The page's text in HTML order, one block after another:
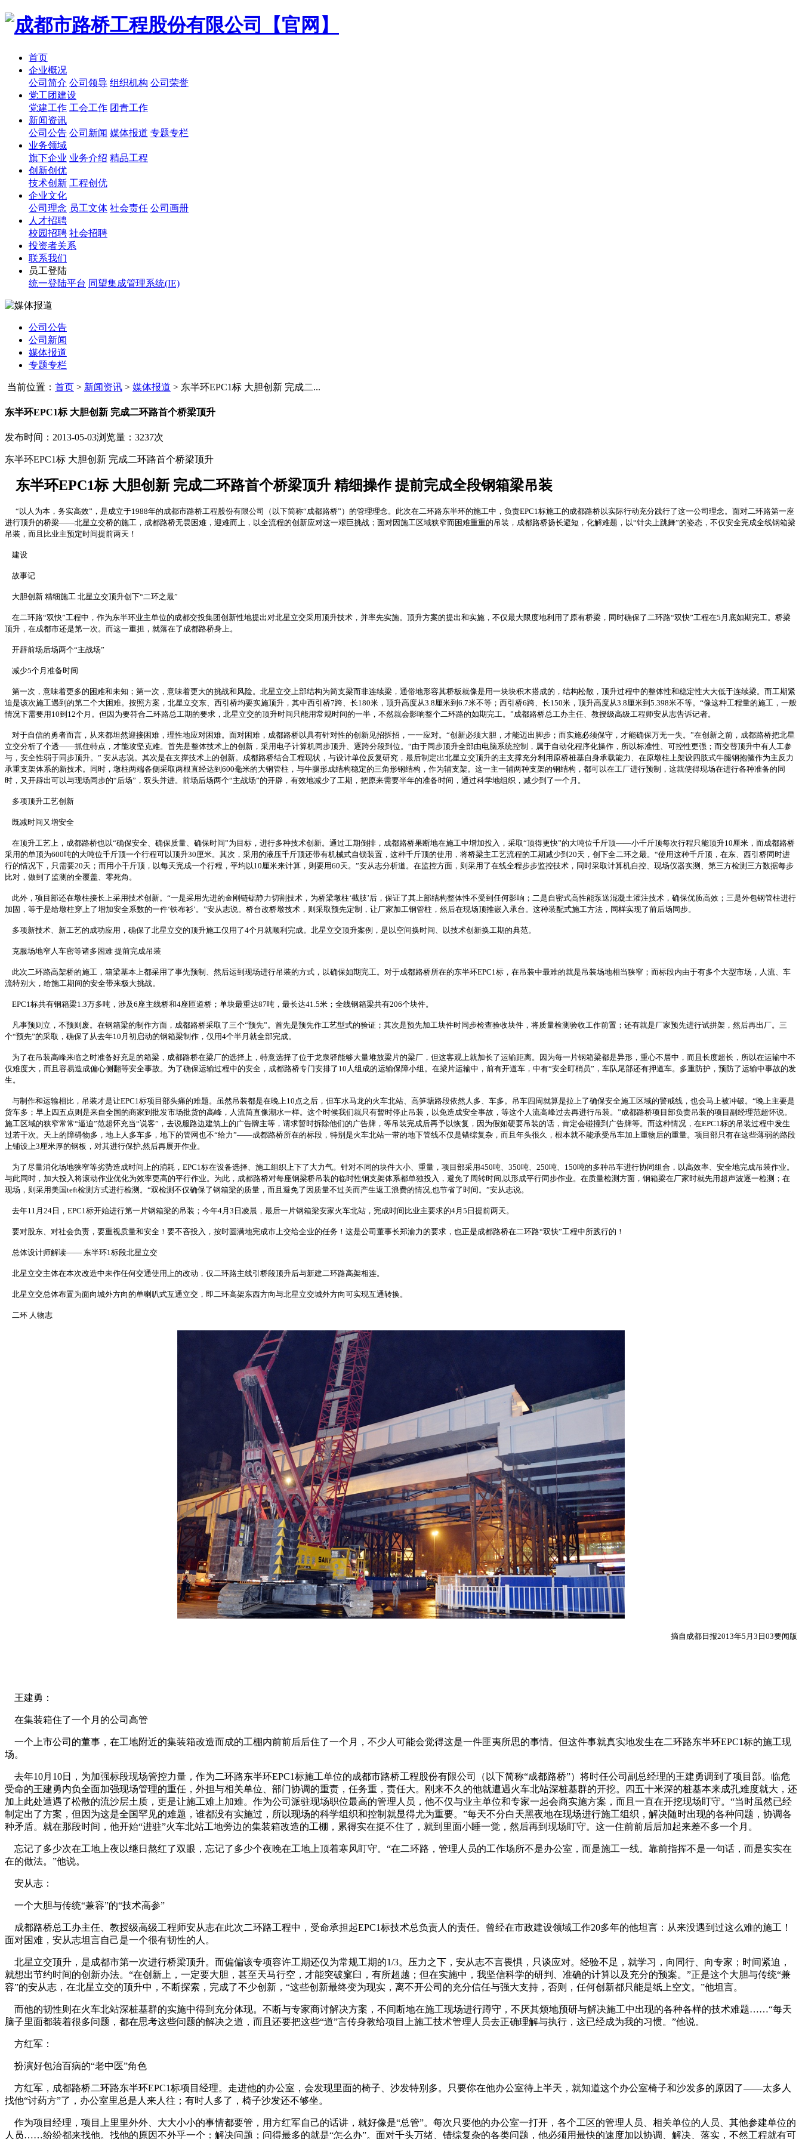
首页
企业概况
公司简介 公司领导 组织机构 公司荣誉
党工团建设
党建工作 工会工作 团青工作
新闻资讯
公司公告 公司新闻 媒体报道 专题专栏
业务领域
旗下企业 业务介绍 精品工程
创新创优
技术创新 工程创优
企业文化
公司理念 员工文体 社会责任 公司画册
人才招聘
校园招聘 社会招聘
投资者关系
联系我们
员工登陆
统一登陆平台 同望集成管理系统(IE)
公司公告
公司新闻
媒体报道
专题专栏
当前位置： 首页 > 新闻资讯 > 媒体报道 > 东半环EPC1标 大胆创新 完成二...
东半环EPC1标 大胆创新 完成二环路首个桥梁顶升
发布时间：2013-05-03浏览量：3237次
东半环EPC1标 大胆创新 完成二环路首个桥梁顶升
东半环EPC1标 大胆创新 完成二环路首个桥梁顶升 精细操作 提前完成全段钢箱梁吊装
“以人为本，务实高效”，是成立于1988年的成都市路桥工程股份有限公司（以下简称“成都路桥”）的管理理念。此次在二环路东半环的施工中，负责EPC1标施工的成都路桥以实际行动充分践行了这一公司理念。面对二环路第一座
进行顶升的桥梁——北星立交桥的施工，成都路桥无畏困难，迎难而上，以全流程的创新应对这一艰巨挑战；面对因施工区域狭窄而困难重重的吊装，成都路桥扬长避短，化解难题，以“针尖上跳舞”的姿态，不仅安全完成全线钢箱梁
吊装，而且比业主预定时间提前两天！
建设
故事记
大胆创新 精细施工 北星立交顶升创下“二环之最”
在二环路“双快”工程中，作为东半环业主单位的成都交投集团创新性地提出对北星立交采用顶升技术，并率先实施。顶升方案的提出和实施，不仅最大限度地利用了原有桥梁，同时确保了二环路“双快”工程在5月底如期完工。桥梁
顶升，在成都市还是第一次。而这一重担，就落在了成都路桥身上。
开辟前场后场两个“主战场”
减少5个月准备时间
第一次，意味着更多的困难和未知；第一次，意味着更大的挑战和风险。北星立交上部结构为简支梁而非连续梁，通俗地形容其桥板就像是用一块块积木搭成的，结构松散，顶升过程中的整体性和稳定性大大低于连续梁。而工期紧
迫是该次施工遇到的第二个大困难。按照方案，北星立交东、西引桥均要实施顶升，其中西引桥7跨、长180米，顶升高度从3.8厘米到6.7米不等；西引桥6跨、长150米，顶升高度从3.8厘米到5.398米不等。“像这种工程量的施工，一般
情况下需要用10到12个月。但因为要符合二环路总工期的要求，北星立交的顶升时间只能用常规时间的一半，不然就会影响整个二环路的如期完工。”成都路桥总工办主任、教授级高级工程师安从志告诉记者。
对于自信的勇者而言，从来都坦然迎接困难，理性地应对困难。面对困难，成都路桥以具有针对性的创新见招拆招，一一应对。“创新必须大胆，才能迈出脚步；而实施必须保守，才能确保万无一失。”在创新之前，成都路桥把北星
立交分析了个透——抓住特点，才能攻坚克难。首先是整体技术上的创新，采用电子计算机同步顶升、逐跨分段到位。“由于同步顶升全部由电脑系统控制，属于自动化程序化操作，所以标准性、可控性更强；而交替顶升中有人工参
与，安全性弱于同步顶升。” 安从志说。其次是在支撑技术上的创新。成都路桥结合工程现状，与设计单位反复研究，最后制定出北星立交顶升的主支撑充分利用原桥桩基自身承载能力、在原墩柱上架设四肢式牛腿钢抱箍作为主反力
承重支架体系的新技术。同时，墩柱两端各侧采取两根直经达到600毫米的大钢管柱，与牛腿形成结构稳定的三角形钢结构，作为辅支架。这一主一辅两种支架的钢结构，都可以在工厂进行预制，这就使得现场在进行各种准备的同
时，又开辟出可以与现场同步的“后场”，双头并进。前场后场两个“主战场”的开辟，有效地减少了工期，把原来需要半年的准备时间，通过科学地组织，减少到了一个月。
多项顶升工艺创新
既减时间又增安全
在顶升工艺上，成都路桥也以“确保安全、确保质量、确保时间”为目标，进行多种技术创新。通过工期倒排，成都路桥果断地在施工中增加投入，采取“顶得更快”的大吨位千斤顶——小千斤顶每次行程只能顶升10厘米，而成都路桥
采用的单顶为600吨的大吨位千斤顶一个行程可以顶升30厘米。其次，采用的液压千斤顶还带有机械式自锁装置，这种千斤顶的使用，将桥梁主工艺流程的工期减少到20天，创下全二环之最。“使用这种千斤顶，在东、西引桥同时进
行的情况下，只需要20天；而用小千斤顶，以每天完成一个行程，平均以10厘米来计算，则要用60天。”安从志分析道。在监控方面，则采用了在线全程步步监控技术，同时采取计算机自控、现场仪器实测、第三方检测三方数据每步
比对，做到了监测的全覆盖、零死角。
此外，项目部还在墩柱接长上采用技术创新。“一是采用先进的金刚链锯静力切割技术，为桥梁墩柱‘截肢’后，保证了其上部结构整体性不受到任何影响；二是自密式高性能泵送混凝土灌注技术，确保优质高效；三是外包钢管柱进行
加固，等于是给墩柱穿上了增加安全系数的一件‘铁布衫’。”安从志说。桥台改桥墩技术，则采取预先定制，让厂家加工钢管柱，然后在现场顶推嵌入承台。这种装配式施工方法，同样实现了前后场同步。
多项新技术、新工艺的成功应用，确保了北星立交的顶升施工仅用了4个月就顺利完成。北星立交顶升案例，是以空间换时间、以技术创新换工期的典范。
克服场地窄人车密等诸多困难 提前完成吊装
此次二环路高架桥的施工，箱梁基本上都采用了事先预制、然后运到现场进行吊装的方式，以确保如期完工。对于成都路桥所在的东半环EPC1标，在吊装中最难的就是吊装场地相当狭窄；而标段内由于有多个大型市场，人流、车
流特别大，给施工期间的安全带来极大挑战。
EPC1标共有钢箱梁1.3万多吨，涉及6座主线桥和4座匝道桥；单块最重达87吨，最长达41.5米；全线钢箱梁共有206个块件。
凡事预则立，不预则废。在钢箱梁的制作方面，成都路桥采取了三个“预先”。首先是预先作工艺型式的验证；其次是预先加工块件时同步检查验收块件，将质量检测验收工作前置；还有就是厂家预先进行试拼架，然后再出厂。三
个“预先”的采取，确保了从去年10月初启动的钢箱梁制作，仅用4个半月就全部完成。
为了在吊装高峰来临之时准备好充足的箱梁，成都路桥在梁厂的选择上，特意选择了位于龙泉驿能够大量堆放梁片的梁厂，但这客观上就加长了运输距离。因为每一片钢箱梁都是异形，重心不居中，而且长度超长，所以在运输中不
仅难度大，而且容易造成偏心侧翻等安全事故。为了确保运输过程中的安全，成都路桥专门安排了10人组成的运输保障小组。在梁片运输中，前有开道车，中有“安全盯梢员”，车队尾部还有押道车。多重防护，预防了运输中事故的发
生。
与制作和运输相比，吊装才是让EPC1标项目部头痛的难题。虽然吊装都是在晚上10点之后，但车水马龙的火车北站、高笋塘路段依然人多、车多。吊车四周就算是拉上了确保安全施工区域的警戒线，也会马上被冲破。“晚上主要是
货车多；早上四五点则是来自全国的商家到批发市场批货的高峰，人流简直像潮水一样。这个时候我们就只有暂时停止吊装，以免造成安全事故，等这个人流高峰过去再进行吊装。”成都路桥项目部负责吊装的项目副经理范超怀说。
施工区域的狭窄常常“逼迫”范超怀充当“说客”，去说服路边建筑上的广告牌主等，请求暂时拆除他们的广告牌，等吊装完成后再予以恢复，因为假如硬要吊装的话，肯定会碰撞到广告牌等。而这种情况，在EPC1标的吊装过程中发生
过若干次。天上的障碍物多，地上人多车多，地下的管网也不“给力”——成都路桥所在的标段，特别是火车北站一带的地下管线不仅是错综复杂，而且年头很久，根本就不能承受吊车加上重物后的重量。项目部只有在这些薄弱的路段
上铺设上3厘米厚的钢板，对其进行保护,然后再展开作业。
为了尽量消化场地狭窄等劣势造成时间上的消耗，EPC1标在设备选择、施工组织上下了大力气。针对不同的块件大小、重量，项目部采用450吨、350吨、250吨、150吨的多种吊车进行协同组合，以高效率、安全地完成吊装作业。
与此同时，加大投入将滚动作业优化为效率更高的平行作业。为此，成都路桥对每座钢梁桥吊装的临时性钢支架体系都单独投入，避免了周转时间,以形成平行同步作业。在质量检测方面，钢箱梁在厂家时就先用超声波逐一检测；在
现场，则采用美国teft检测方式进行检测。“双检测不仅确保了钢箱梁的质量，而且避免了因质量不过关而产生返工浪费的情况,也节省了时间。”安从志说。
去年11月24日，EPC1标开始进行第一片钢箱梁的吊装；今年4月3日凌晨，最后一片钢箱梁安家火车北站，完成时间比业主要求的4月5日提前两天。
要对股东、对社会负责，要重视质量和安全！要不吝投入，按时圆满地完成市上交给企业的任务！这是公司董事长郑渝力的要求，也正是成都路桥在二环路“双快”工程中所践行的！
总体设计师解读—— 东半环1标段北星立交
北星立交主体在本次改造中未作任何交通使用上的改动，仅二环路主线引桥段顶升后与新建二环路高架相连。
北星立交总体布置为面向城外方向的单喇叭式互通立交，即二环高架东西方向与北星立交城外方向可实现互通转换。
二环 人物志
摘自成都日报2013年5月3日03要闻版
王建勇：
在集装箱住了一个月的公司高管
一个上市公司的董事，在工地附近的集装箱改造而成的工棚内前前后后住了一个月，不少人可能会觉得这是一件匪夷所思的事情。但这件事就真实地发生在二环路东半环EPC1标的施工现
场。
去年10月10日，为加强标段现场管控力量，作为二环路东半环EPC1标施工单位的成都市路桥工程股份有限公司（以下简称“成都路桥”）将时任公司副总经理的王建勇调到了项目部。临危
受命的王建勇内负全面加强现场管理的重任，外担与相关单位、部门协调的重责，任务重，责任大。刚来不久的他就遭遇火车北站深桩基群的开挖。四五十米深的桩基本来成孔难度就大，还
加上此处遭遇了松散的流沙层土质，更是让施工难上加难。作为公司派驻现场职位最高的管理人员，他不仅与业主单位和专家一起会商实施方案，而且一直在开挖现场盯守。“当时虽然已经
制定出了方案，但因为这是全国罕见的难题，谁都没有实施过，所以现场的科学组织和控制就显得尤为重要。”每天不分白天黑夜地在现场进行施工组织，解决随时出现的各种问题，协调各
种矛盾。就在那段时间，他开始“进驻”火车北站工地旁边的集装箱改造的工棚，累得实在挺不住了，就到里面小睡一觉，然后再到现场盯守。这一住前前后后加起来差不多一个月。
忘记了多少次在工地上夜以继日熬红了双眼，忘记了多少个夜晚在工地上顶着寒风盯守。“在二环路，管理人员的工作场所不是办公室，而是施工一线。靠前指挥不是一句话，而是实实在
在的做法。”他说。
安从志：
一个大胆与传统“兼容”的“技术高参”
成都路桥总工办主任、教授级高级工程师安从志在此次二环路工程中，受命承担起EPC1标技术总负责人的责任。曾经在市政建设领域工作20多年的他坦言：从来没遇到过这么难的施工！
面对困难，安从志坦言自己是一个很有韧性的人。
北星立交顶升，是成都市第一次进行桥梁顶升。而偏偏该专项容许工期还仅为常规工期的1/3。压力之下，安从志不言畏惧，只谈应对。经验不足，就学习，向同行、向专家；时间紧迫，
就想出节约时间的创新办法。“在创新上，一定要大胆，甚至天马行空，才能突破窠臼，有所超越；但在实施中，我坚信科学的研判、准确的计算以及充分的预案。”正是这个大胆与传统“兼
容”的安从志，在北星立交的顶升中，不断探索，完成了不少创新，“这些创新最终变为现实，离不开公司的充分信任与强大支持，否则，任何创新都只能是纸上空文。”他坦言。
而他的韧性则在火车北站深桩基群的实施中得到充分体现。不断与专家商讨解决方案，不间断地在施工现场进行蹲守，不厌其烦地预研与解决施工中出现的各种各样的技术难题……“每天
脑子里面都装着很多问题，都在思考这些问题的解决之道，而且还要把这些“道”言传身教给项目上施工技术管理人员去正确理解与执行，这已经成为我的习惯。”他说。
方红军：
扮演好包治百病的“老中医”角色
方红军，成都路桥二环路东半环EPC1标项目经理。走进他的办公室，会发现里面的椅子、沙发特别多。只要你在他办公室待上半天，就知道这个办公室椅子和沙发多的原因了——太多人
找他“讨药方”了，办公室里总是人来人往；有时人多了，椅子沙发还不够坐。
作为项目经理，项目上里里外外、大大小小的事情都要管，用方红军自己的话讲，就好像是“总管”。每次只要他的办公室一打开，各个工区的管理人员、相关单位的人员、其他参建单位的
人员……纷纷都来找他。找他的原因不外乎一个：解决问题；问得最多的就是“怎么办”。面对千头万绪、错综复杂的各类问题，他必须用最快的速度加以协调、解决、落实，不然工程就有可